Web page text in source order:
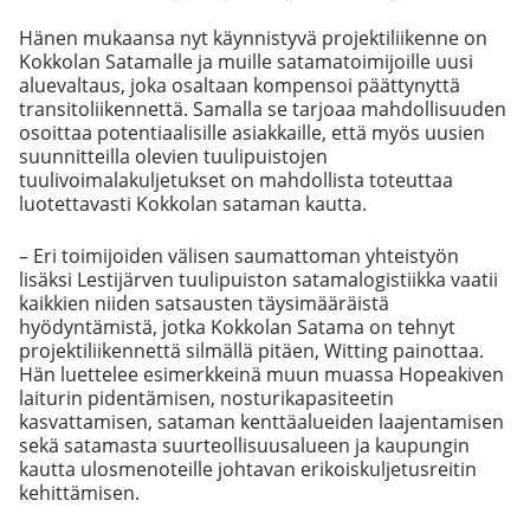
Hänen mukaansa nyt käynnistyvä projektiliikenne on
Kokkolan Satamalle ja muille satamatoimijoille uusi
aluevaltaus, joka osaltaan kompensoi päättynyttä
transitoliikennettä. Samalla se tarjoaa mahdollisuuden
osoittaa potentiaalisille asiakkaille, että myös uusien
suunnitteilla olevien tuulipuistojen
tuulivoimalakuljetukset on mahdollista toteuttaa
luotettavasti Kokkolan sataman kautta.
– Eri toimijoiden välisen saumattoman yhteistyön
lisäksi Lestijärven tuulipuiston satamalogistiikka vaatii
kaikkien niiden satsausten täysimääräistä
hyödyntämistä, jotka Kokkolan Satama on tehnyt
projektiliikennettä silmällä pitäen, Witting painottaa.
Hän luettelee esimerkkeinä muun muassa Hopeakiven
laiturin pidentämisen, nosturikapasiteetin
kasvattamisen, sataman kenttäalueiden laajentamisen
sekä satamasta suurteollisuusalueen ja kaupungin
kautta ulosmenoteille johtavan erikoiskuljetusreitin
kehittämisen.